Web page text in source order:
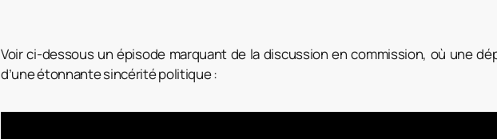
Voir ci-dessous un épisode marquant de la discussion en commission, où une
d’une étonnante sincérité politique :